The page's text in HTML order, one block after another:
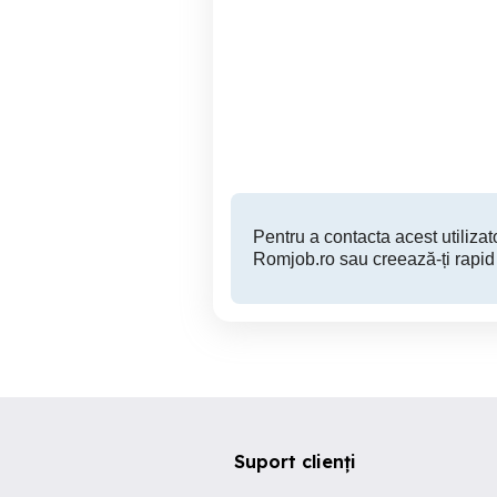
Pentru a contacta acest
Romjob.ro sau creează-ți
Suport clienți